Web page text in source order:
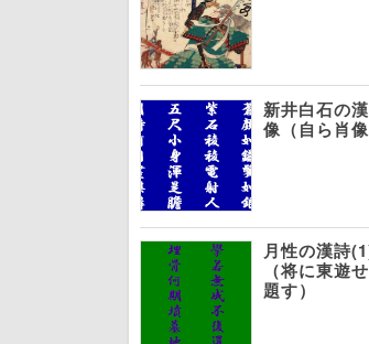
新井白石の
像（自ら肖像
月性の漢詩
（将に東遊
題す）